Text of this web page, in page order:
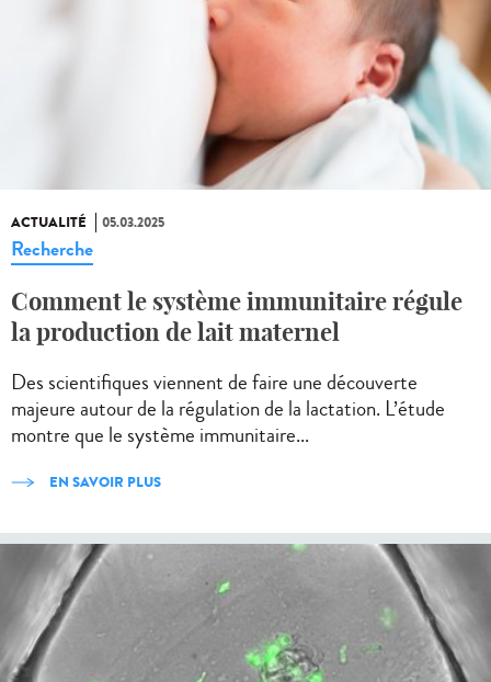
ACTUALITÉ 05.03.2025
Recherche
Comment le système immunitaire régule
la production de lait maternel
Des scientifiques viennent de faire une découverte
majeure autour de la régulation de la lactation. L’étude
montre que le système immunitaire...
EN SAVOIR PLUS